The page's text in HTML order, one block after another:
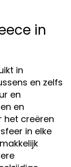
in
in
en zelfs
en
en
het creëren
in elke